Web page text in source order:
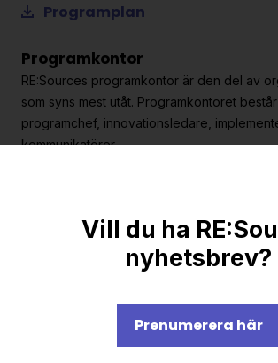
För
Om
Grafisk profil
Programplan
Programkontor
RE:Sources programkontor är den del av
som syns mest utåt. Programkontoret
programchef, innovationsledare,
kommunikatörer.
Programstyrelsen (ledamöter, ordförande
för nyttan för Sverige inom
Vill du ha
nyhetsbrev?
Prenumerera här